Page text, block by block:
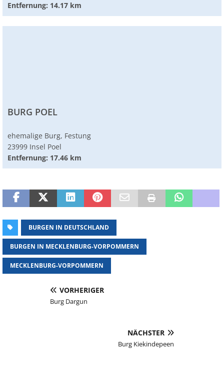
Entfernung: 14.17 km
BURG POEL
ehemalige Burg, Festung
23999 Insel Poel
Entfernung: 17.46 km
BURGEN IN DEUTSCHLAND
BURGEN IN MECKLENBURG-VORPOMMERN
MECKLENBURG-VORPOMMERN
VORHERIGER
Burg Dargun
NÄCHSTER
Burg Kiekindepeen